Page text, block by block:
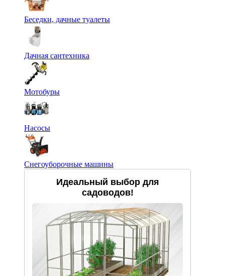
Беседки, дачные туалеты
Дачная сантехника
Мотобуры
Насосы
Снегоуборочные машины
Идеальный выбор для
садоводов!